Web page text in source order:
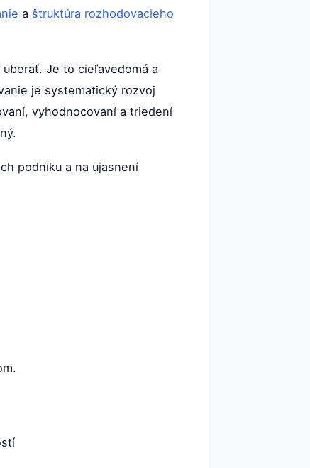
a štruktúra rozhodovacieho
Je to cieľavedomá a
je systematický rozvoj
vyhodnocovaní a triedení
podniku a na ujasnení